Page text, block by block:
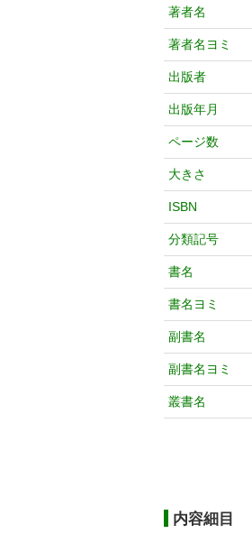
著者名
著者名ヨミ
出版者
出版年月
ページ数
大きさ
ISBN
分類記号
書名
書名ヨミ
副書名
副書名ヨミ
叢書名
内容細目